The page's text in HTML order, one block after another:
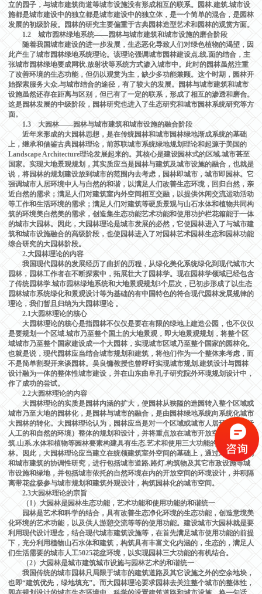
立的园子，与城市建筑街道等城市设施没有形成相互的联系。园林.建筑.城市设
施都是城市建设中的独立都是城市建设中的独立体，是一个简单的混合，是园林
发展的初级阶段。园林的研究主要偏重于古典园林造型艺术和园林的观赏方面。
1.2 城市园林绿地系统——园林与城市建筑和城市设施的磨合阶段
随着我国城市建设的进一步发展，生态恶化导致人们对绿色植物的渴望，因
此产生了城市园林绿地系统理论。该理论强调城市园林建设点.线.面的结合，主
张城市园林绿地要成网状.放射状等系统方式渗入城市中。此时的园林虽然注重
了改善环境的生态功能，但仍以观赏为主，缺少多功能兼顾。这个时期，园林开
始探索服务大众.与城市结合的途径，有了较大的发展。园林与城市建筑和城市
设施虽然还存在距离与区别，但已有了一定的联系，形成了相互的渗透和磨合。
这是园林发展的中级阶段，园林研究也进入了生态研究和城市园林系统研究等方
面。
1.3 大园林——园林与城市建筑和城市设施的融合阶段
近年来形成的大园林思想，是在传统园林和城市园林绿地渐成系统的基础
上，继承和借鉴古典园林理论，前苏联城市系统绿地规划理论和起源于美国的
Landscape Architecture理论发展起来的。其核心是建设园林式的区域.城市甚至
国家。实现大地景观规划，其实质应当是园林与建筑及城市设施的融合，也就是
说，将园林的规划建设放到城市的范围内去考虑，园林即城市，城市即园林。它
强调城市人居环境中人与自然的和谐，以满足人们改善生态环境，回归自然，亲
近自然的需求；满足人们对建筑室内外空间相互交融，以提供休闲交流运动活动
等工作和生活环境的需求；满足人们对建筑等硬质景观与山石水体和植物共同构
筑的环境美自然美的需求，创造集生态功能艺术功能和使用功护栏花箱能于一体
的城市大园林。因此，大园林理论是城市发展的必然，它使园林进入了与城市建
筑和城市设施融合的高级阶段，也使园林进入了对园林艺术园林生态和园林功能
综合研究的大园林阶段。
2.大园林理论的内容
我国现代园林的发展经历了曲折的历程，从绿化美化系统绿化到现代城市大
园林，园林工作者在不断探索中，拓展壮大了园林学。现在园林学领域已经包含
了传统园林学.城市园林绿地系统和大地景观规划3个层次，已初步形成了以生态
园林城市系统绿化和景观设计等为基础的有中国特色的符合现代园林发展规律的
理论，我们暂且归纳为大园林理论 。
2.1大园林理论的核心
大园林理论的核心是指园林不仅仅是要在有限的绿地上建造公园，也不仅仅
是要规划一个区域.城市乃至整个国土的大地景观，即大地景观规划，将整个区
域城市乃至整个国家建设成一个大园林，实现城市区域乃至整个国家的园林化。
也就是说，现代园林应当结合城市规划和建筑，将他们作为一个整体来考虑，而
不是简单割裂开来谈园林。吴良镛教授也曾呼吁实现城市规划.建筑设计与园林
设计融为一体的整体性城市建设，并在山东曲阜孔子研究院外环境规划设计中，
作了成功的尝试。
2.2大园林理论的内容
大园林理论的实质是园林内涵的扩大，使园林从狭隘的造园转入整个区域或
城市乃至大地的园林化，是园林与城市的融合，是由园林绿地系统向系统化城市
大园林的转化。大园林理论认为，园林应当是对一个区域或城市人居环境（包括
人工的和自然的环境）整体的规划和设计，并将重点放在城市开放空间上，用建
筑.山系.水体和植物等园林要素构建具有生态.艺术和使用三大功能的城市大园
林。因此，大园林理论应当建立在统领建筑室外空间的基础上，通过对城市规划
和城市建筑的协调性研究，进行包括城市道路.路灯.构筑物及其它市政设施等城
市设施和绿地，并包括城市依托的自然环境在内的开放空间的环境设计，并积隔
离带花盆极参与城市规划和建筑外观设计，构筑园林化的城市空间。
2.3大园林理论的宗旨
（1）大园林是园林生态功能，艺术功能和使用功能的和谐统一
园林是艺术和科学的结合，具有改善生态净化环境的生态功能，创造意境美
化环境的艺术功能，以及供人游憩交流等等的使用功能。建设城市大园林就是要
利用现代设计理念，结合现代城市建筑设施等，在首先满足城市使用功能的前提
下，充分利用植物山石水体和建筑，构筑具有丰富文化内涵的，生态的，满足人
们生活需要的城市人工5025花盆环境，以实现园林三大功能的有机结合。
（2）大园林是城市建筑城市设施与园林艺术的和谐统一
我国传统的城市园林只局限于城市的建筑道路及其它设施之外的空余地块，
也即“建筑优先，绿地填充”。而大园林理论要求园林去关注整个城市的整体性，